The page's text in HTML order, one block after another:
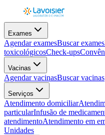
Exames
Agendar examesBuscar exames
toxicológicosCheck-ups
Vacinas
Agendar vacinasBuscar vacinas
Serviços
Atendimento domiciliar
particularInfusão de
atendimentoAtendimento em
Unidades